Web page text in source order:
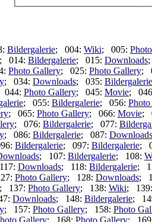
Bildergalerie; 004: Wiki; 005:
; 014: Bildergalerie; 015: Downloads
Photo Gallery; 025: Photo Gallery;
; 034: Downloads; 035: Bildergalerie
Photo Gallery; 045: Movie;
; 055: Bildergalerie; 056:
; 065: Photo Gallery; 066: Movie;
; 076: Bildergalerie; 077:
; 086: Bildergalerie; 087: Downloads
Bildergalerie; 097: Bildergalerie;
; 107: Bildergalerie; 108:
Downloads; 118: Bildergalerie;
Photo Gallery; 128: Downloads;
; 137: Photo Gallery; 138: Wiki; 139:
Downloads; 148: Bildergalerie;
; 157: Photo Gallery; 158: Photo
Gallery; 168: Photo Gallery;